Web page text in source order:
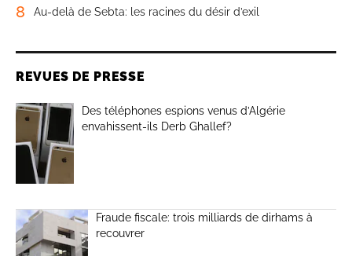
8 Au-delà de Sebta: les racines du désir d’exil
REVUES DE PRESSE
Des téléphones espions venus d’Algérie
envahissent-ils Derb Ghallef?
Fraude fiscale: trois milliards de dirhams à
recouvrer